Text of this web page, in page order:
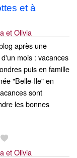
et à
et Olivia
après une
mois : vacances
puis en famille
"Belle-Ile" en
sont
les bonnes
et Olivia